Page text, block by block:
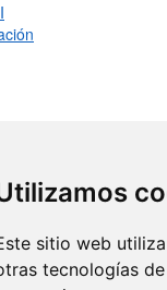
sitio web
tecnologías